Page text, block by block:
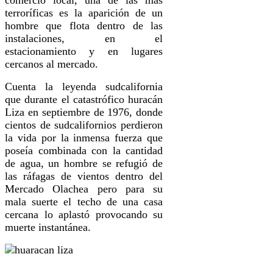
terroríficas es la aparición de un
hombre que flota dentro de las
instalaciones, en el
estacionamiento y en lugares
cercanos al mercado.
Cuenta la leyenda sudcalifornia
que durante el catastrófico huracán
Liza en septiembre de 1976, donde
cientos de sudcalifornios perdieron
la vida por la inmensa fuerza que
poseía combinada con la cantidad
de agua, un hombre se refugió de
las ráfagas de vientos dentro del
Mercado Olachea pero para su
mala suerte el techo de una casa
cercana lo aplastó provocando su
muerte instantánea.